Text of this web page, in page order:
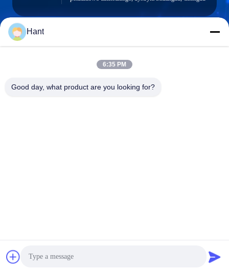
Hant
6:35 PM
Good day, what product are you looking for?